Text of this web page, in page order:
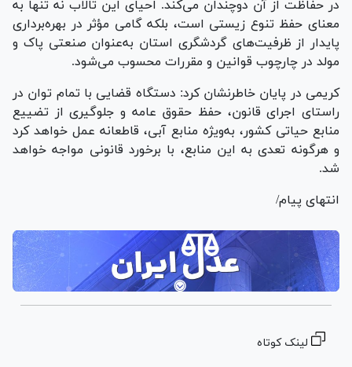
در حفاظت از آن دوچندان می‌کند. احیای این تالاب نه تنها به
معنای حفظ تنوع زیستی است، بلکه گامی مؤثر در بهره‌برداری
پایدار از ظرفیت‌های گردشگری استان به‌عنوان صنعتی پاک و
مولد در چارچوب قوانین و مقررات محسوب می‌شود.
کریمی در پایان خاطرنشان کرد: دستگاه قضایی با تمام توان در
راستای اجرای قانون، حفظ حقوق عامه و جلوگیری از تضییع
منابع حیاتی کشور، به‌ویژه منابع آبی، قاطعانه عمل خواهد کرد
و هرگونه تعدی به این منابع، با برخورد قانونی مواجه خواهد
شد.
انتهای پیام/
لینک کوتاه